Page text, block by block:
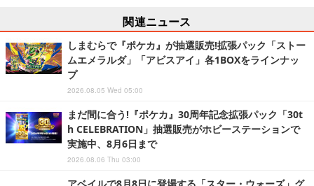
関連ニュース
しまむらで『ポケカ』が抽選販売!拡張パック「ストー
ムエメラルダ」「アビスアイ」各1BOXをラインナッ
プ
2026.08.05 Wed 05:00
まだ間に合う!『ポケカ』30周年記念拡張パック「30t
h CELEBRATION」抽選販売がホビーステーションで
実施中、8月6日まで
2026.08.06 Thu 03:00
アベイルで8月8日に登場する「スター・ウォーズ」グ